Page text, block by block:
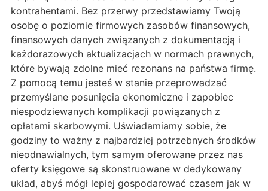
kontrahentami. Bez przerwy przedstawiamy Twoją
osobę o poziomie firmowych zasobów finansowych,
finansowych danych związanych z dokumentacją i
każdorazowych aktualizacjach w normach prawnych,
które bywają zdolne mieć rezonans na państwa firmę.
Z pomocą temu jesteś w stanie przeprowadzać
przemyślane posunięcia ekonomiczne i zapobiec
niespodziewanych komplikacji powiązanych z
opłatami skarbowymi. Uświadamiamy sobie, że
godziny to ważny z najbardziej potrzebnych środków
nieodnawialnych, tym samym oferowane przez nas
oferty księgowe są skonstruowane w dedykowany
układ, abyś mógł lepiej gospodarować czasem jak w